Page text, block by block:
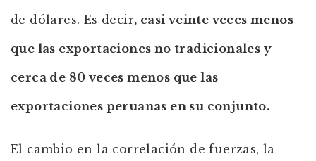
de dólares. Es decir, casi veinte veces menos
que las exportaciones no tradicionales y
cerca de 80 veces menos que las
exportaciones peruanas en su conjunto.
El cambio en la correlación de fuerzas, la